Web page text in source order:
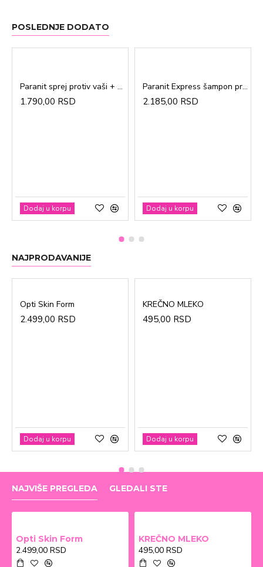
POSLEDNJE DODATO
Paranit sprej protiv vaši + češalj 100ml
1.790,00 RSD
Dodaj u korpu
Paranit Express šampon protiv vaši + češalj 200ml
2.185,00 RSD
Dodaj u korpu
NAJPRODAVANIJE
Opti Skin Form
2.499,00 RSD
Dodaj u korpu
KREČNO MLEKO
495,00 RSD
Dodaj u korpu
NAJVIŠE PREGLEDA GLEDALI STE
Opti Skin Form
2.499,00 RSD
KREČNO MLEKO
495,00 RSD